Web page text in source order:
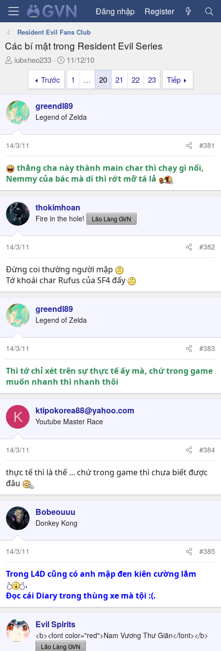
Đăng nhập Register
Resident Evil Fans Club
Các bí mật trong Resident Evil Series
T
a
d
s
t
a
e
r
iubxheo233
N
g
y
g
ử
i
11/12/10
Trước
1 … 20 21 22 23 Tiếp
greendl89
Legend of Zelda
14/3/11 #381
thằng cha này thành main char thì chạy gì nổi,
Nemmy của bác mà dí thì rớt mỡ tá lả
thokimhoan
Fire in the hole! Lão Làng GVN
14/3/11 #382
Đừng coi thường người mập
Tớ khoái char Rufus của SF4 đấy
greendl89
Legend of Zelda
14/3/11 #383
Thì tớ chỉ xét trên sự thực tế ấy mà, chứ trong game
muốn nhanh thì nhanh thôi
K ktipokorea88@yahoo.com
Youtube Master Race
14/3/11 #384
thực tế thì là thế ... chứ trong game thì chưa biết được
đâu
Bobeouuu
Donkey Kong
14/3/11 #385
Trong L4D cũng có anh mập đen kiên cường lắm
.
Đọc cái Diary trong thùng xe mà tội :(.
Evil Spirits
<b><font color="red">Nam Vương Thư Giãn</font></b>
Lão Làng GVN